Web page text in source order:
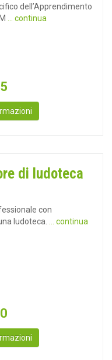
dell’Apprendimento
... continua
di ludoteca
con
ludoteca.
... continua